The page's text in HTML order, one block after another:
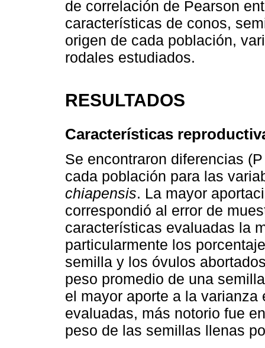
de correlación de Pearson
características de conos,
origen de cada población,
rodales estudiados.
RESULTADOS
Características
Se encontraron diferencias
cada población para las
chiapensis. La mayor
correspondió al error de
características evaluadas la
particularmente los
semilla y los óvulos
peso promedio de una
el mayor aporte a la
evaluadas, más notorio fue
peso de las semillas llenas